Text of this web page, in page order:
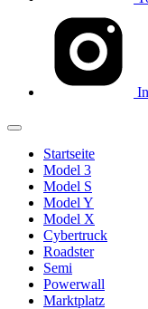
Startseite
Model 3
Model S
Model Y
Model X
Cybertruck
Roadster
Semi
Powerwall
Marktplatz